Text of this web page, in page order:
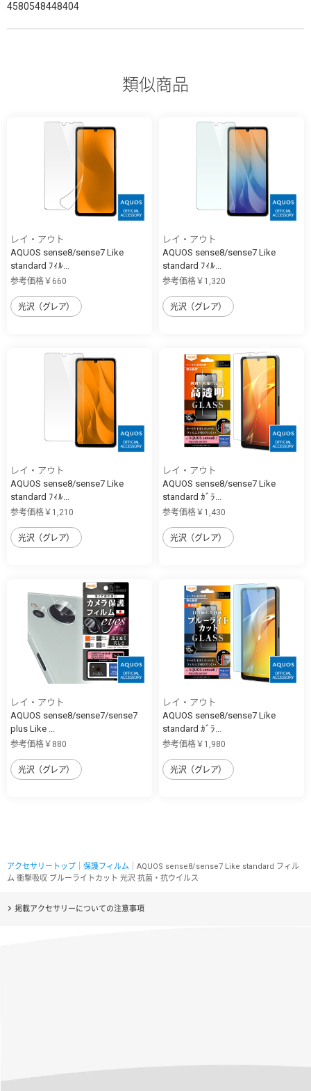
4580548448404
類似商品
レイ・アウト
AQUOS sense8/sense7 Like
standard ﾌｨﾙ...
参考価格￥660
光沢（グレア）
レイ・アウト
AQUOS sense8/sense7 Like
standard ﾌｨﾙ...
参考価格￥1,320
光沢（グレア）
レイ・アウト
AQUOS sense8/sense7 Like
standard ﾌｨﾙ...
参考価格￥1,210
光沢（グレア）
レイ・アウト
AQUOS sense8/sense7 Like
standard ｶﾞﾗ...
参考価格￥1,430
光沢（グレア）
レイ・アウト
AQUOS sense8/sense7/sense7
plus Like ...
参考価格￥880
光沢（グレア）
レイ・アウト
AQUOS sense8/sense7 Like
standard ｶﾞﾗ...
参考価格￥1,980
光沢（グレア）
アクセサリートップ 保護フィルム ｜AQUOS sense8/sense7 Like standard フィル
ム 衝撃吸収 ブルーライトカット 光沢 抗菌・抗ウイルス
掲載アクセサリーについての注意事項